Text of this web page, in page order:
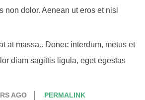
non dolor. Aenean ut eros et nisl
at massa.. Donec interdum, metus et
diam sagittis ligula, eget egestas
AGO PERMALINK